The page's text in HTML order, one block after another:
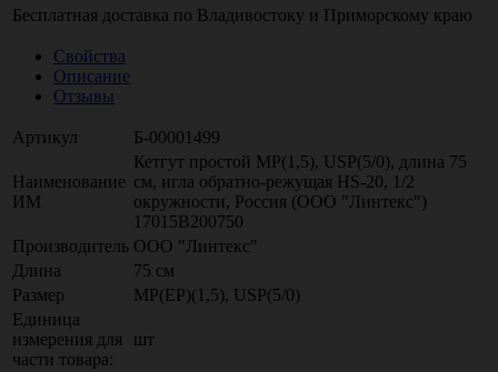
Бесплатная доставка по Владивостоку и Приморскому краю
Свойства
Описание
Отзывы
Артикул Б-00001499
Наименование
ИМ
Кетгут простой МР(1,5), USР(5/0), длина 75
см, игла обратно-режущая HS-20, 1/2
окружности, Россия (ООО "Линтекс")
17015В200750
Производитель ООО "Линтекс"
Длина
75 см
Размер
МР(EP)(1,5), USР(5/0)
Единица
измерения для
части товара:
шт